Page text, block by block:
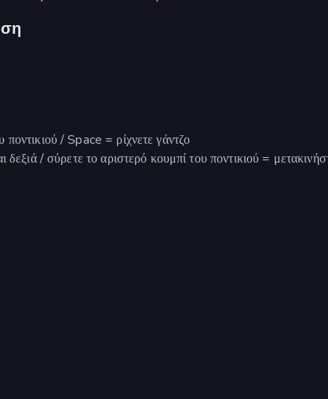
/ Space = ρίχνετε γάντζο
δεξιά / σύρετε το αριστερό κουμπί του ποντικιού =